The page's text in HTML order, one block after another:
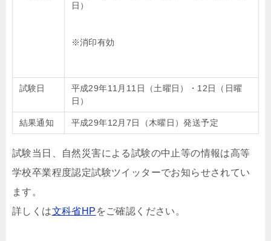
日）
※消印有効
試験日
平成29年11月11日（土曜日）・12日（日曜
日）
結果通知 平成29年12月7日（木曜日）発送予定
試験当日、自然災害による試験の中止等の情報は高等
学校卒業程度認定試験ツイッターでお知らせされてい
ます。
詳しくは文科省HP をご確認ください。